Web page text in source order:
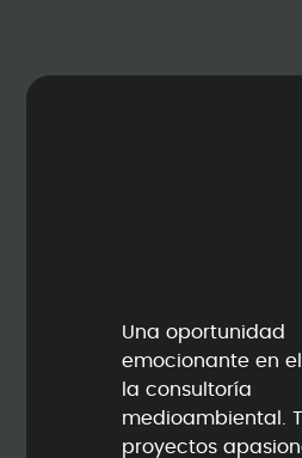
Una oportunidad
emocionante en
la consultoría
medioambiental.
proyectos